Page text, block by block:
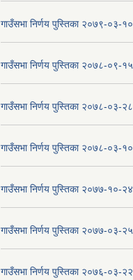
गाउँसभा निर्णय पुस्तिका २०७९-०३-१०
गाउँसभा निर्णय पुस्तिका २०७८-०९-१५
गाउँसभा निर्णय पुस्तिका २०७८-०३-२८
गाउँसभा निर्णय पुस्तिका २०७८-०३-१०
गाउँसभा निर्णय पुस्तिका २०७७-१०-२४
गाउँसभा निर्णय पुस्तिका २०७७-०३-२५
गाउँसभा निर्णय पुस्तिका २०७६-०३-२२